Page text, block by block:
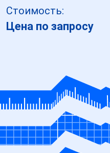
Стоимость:
Цена по запросу